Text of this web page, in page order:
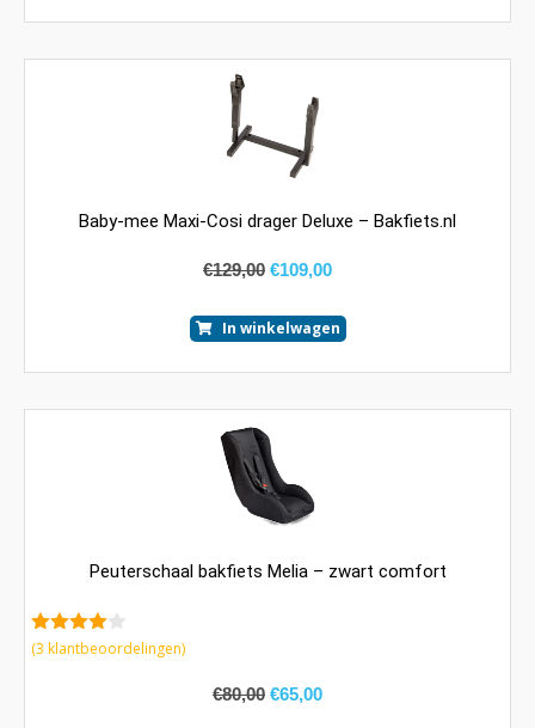
Baby-mee Maxi-Cosi drager Deluxe – Bakfiets.nl
€129,00 €109,00
In winkelwagen
Peuterschaal bakfiets Melia – zwart comfort
4.00van
(3 klantbeoordelingen)
€80,00 €65,00